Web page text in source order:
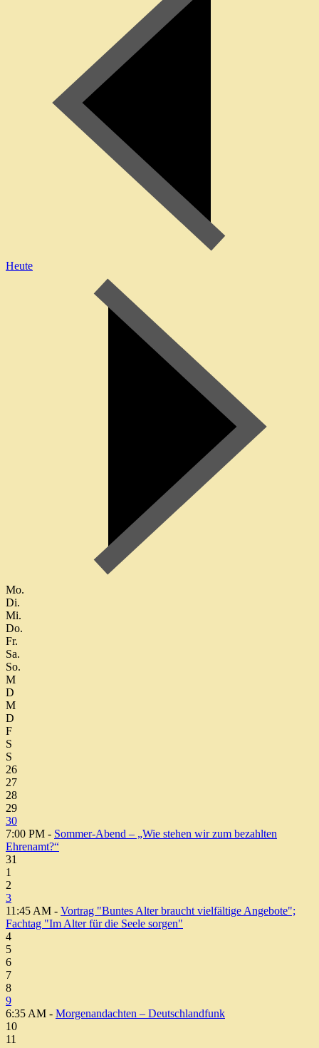
Heute
Mo.
Di.
Mi.
Do.
Fr.
Sa.
So.
M
D
M
D
F
S
S
26
27
28
29
30
7:00 PM - Sommer-Abend – „Wie stehen wir zum bezahlten
Ehrenamt?“
31
1
2
3
11:45 AM - Vortrag "Buntes Alter braucht vielfältige Angebote";
Fachtag "Im Alter für die Seele sorgen"
4
5
6
7
8
9
6:35 AM - Morgenandachten – Deutschlandfunk
10
11